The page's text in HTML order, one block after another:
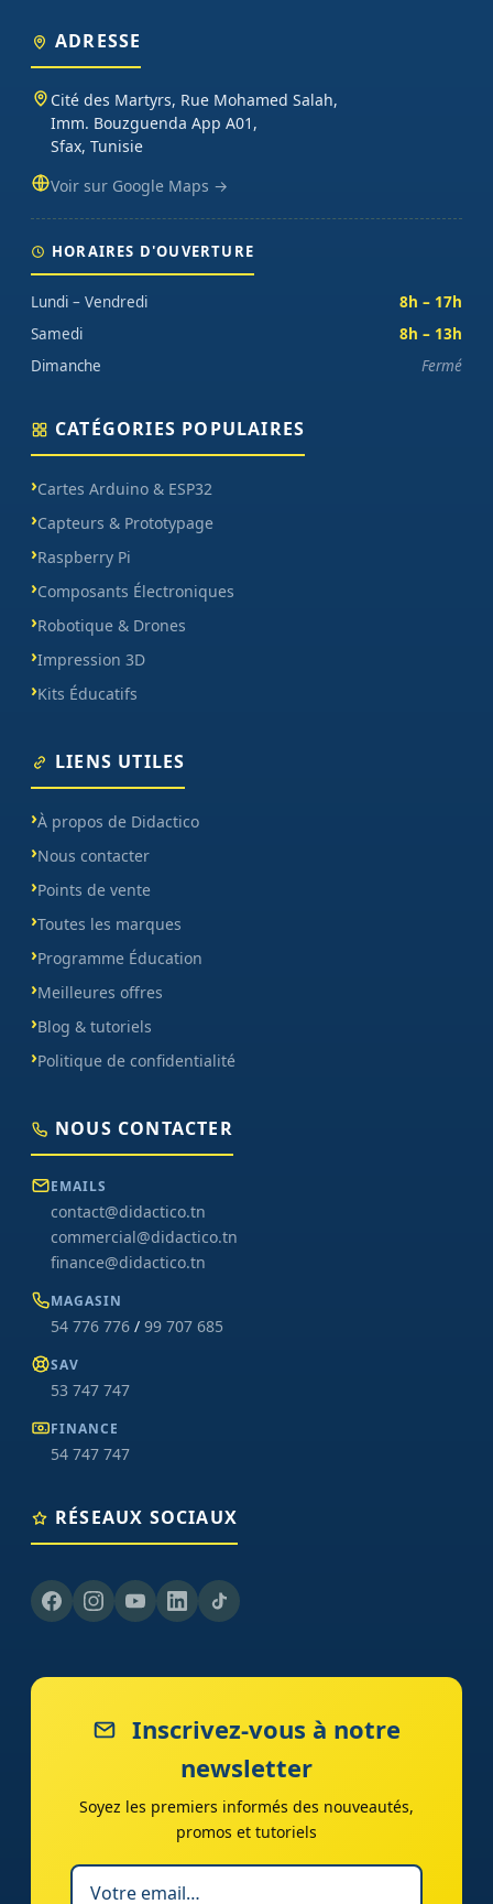
ADRESSE
Cité des Martyrs, Rue Mohamed Salah,
Imm. Bouzguenda App A01,
Sfax, Tunisie
Voir sur Google Maps →
HORAIRES D'OUVERTURE
Lundi – Vendredi
8h – 17h
Samedi
8h – 13h
Dimanche
Fermé
CATÉGORIES POPULAIRES
Cartes Arduino & ESP32
Capteurs & Prototypage
Raspberry Pi
Composants Électroniques
Robotique & Drones
Impression 3D
Kits Éducatifs
LIENS UTILES
À propos de Didactico
Nous contacter
Points de vente
Toutes les marques
Programme Éducation
Meilleures offres
Blog & tutoriels
Politique de confidentialité
NOUS CONTACTER
EMAILS
contact@didactico.tn
commercial@didactico.tn
finance@didactico.tn
MAGASIN
54 776 776 / 99 707 685
SAV
53 747 747
FINANCE
54 747 747
RÉSEAUX SOCIAUX
Inscrivez-vous à notre
newsletter
Soyez les premiers informés des nouveautés,
promos et tutoriels